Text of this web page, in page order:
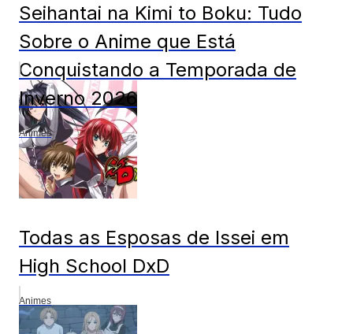
Seihantai na Kimi to Boku: Tudo
Sobre o Anime que Está
Conquistando a Temporada de
Inverno 2026
Animes
Todas as Esposas de Issei em
High School DxD
Animes